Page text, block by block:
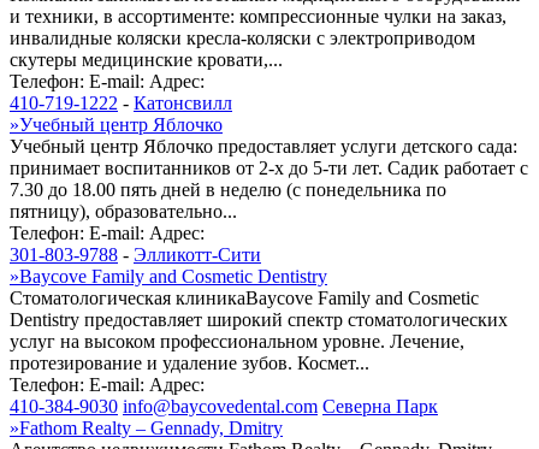
и техники, в ассортименте: компрессионные чулки на заказ,
инвалидные коляски кресла-коляски с электроприводом
скутеры медицинские кровати,...
Телефон: E-mail: Адрес:
410-719-1222 - Катонсвилл
»Учебный центр Яблочко
Учебный центр Яблочко предоставляет услуги детского сада:
принимает воспитанников от 2-х до 5-ти лет. Садик работает с
7.30 до 18.00 пять дней в неделю (с понедельника по
пятницу), образовательно...
Телефон: E-mail: Адрес:
301-803-9788 - Элликотт-Сити
»Baycove Family and Cosmetic Dentistry
Стоматологическая клиникаBaycove Family and Cosmetic
Dentistry предоставляет широкий спектр стоматологических
услуг на высоком профессиональном уровне. Лечение,
протезирование и удаление зубов. Космет...
Телефон: E-mail: Адрес:
410-384-9030 info@baycovedental.com Северна Парк
»Fathom Realty – Gennady, Dmitry